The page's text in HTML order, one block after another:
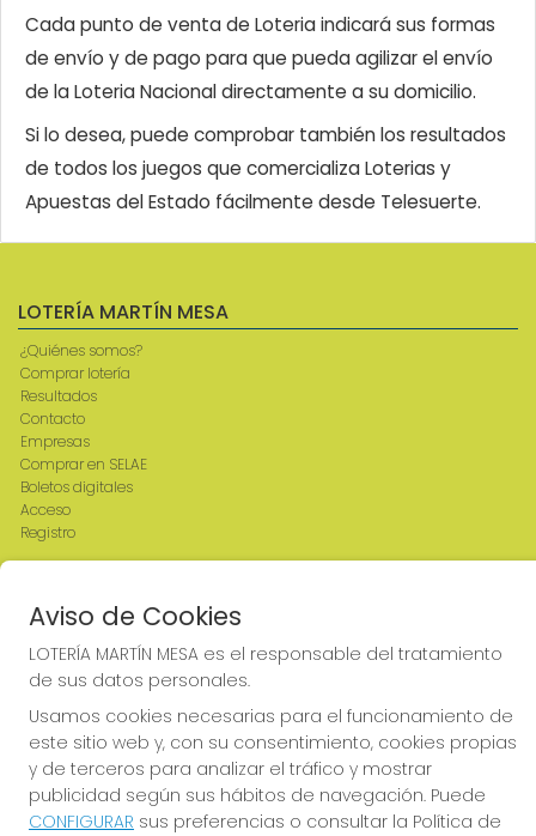
Cada punto de venta de Loteria indicará sus formas
de envío y de pago para que pueda agilizar el envío
de la Loteria Nacional directamente a su domicilio.
Si lo desea, puede comprobar también los resultados
de todos los juegos que comercializa Loterias y
Apuestas del Estado fácilmente desde Telesuerte.
LOTERÍA MARTÍN MESA
¿Quiénes somos?
Comprar lotería
Resultados
Contacto
Empresas
Comprar en SELAE
Boletos digitales
Acceso
Registro
CONTACTO
ADMINISTRACION DE LOTERIAS: 2-CIUDAD RODRIGO -
RECEPTOR OFICIAL: 64380
923482019
web@admon2martinmesa.es
Aviso de Cookies
LOTERÍA MARTÍN MESA es el responsable del tratamiento
de sus datos personales.
Usamos cookies necesarias para el funcionamiento de
este sitio web y, con su consentimiento, cookies propias
y de terceros para analizar el tráfico y mostrar
publicidad según sus hábitos de navegación. Puede
CONFIGURAR sus preferencias o consultar la Política de